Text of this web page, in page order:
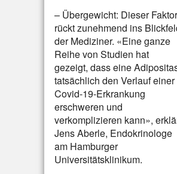
– Übergewicht: Dieser Faktor
rückt zunehmend ins
der Mediziner. «Eine ganze
Reihe von Studien hat
gezeigt, dass eine
tatsächlich den Verlauf einer
Covid-19-Erkrankung
erschweren und
verkomplizieren kann»,
Jens Aberle, Endokrinologe
am Hamburger
Universitätsklinikum.